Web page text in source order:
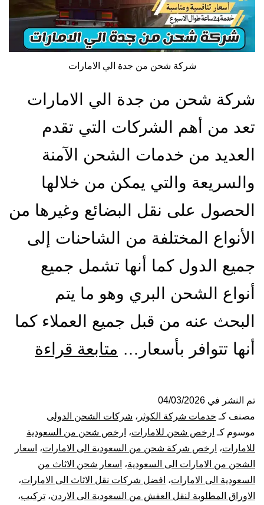
شركة شحن من جدة الي الامارات
شركة شحن من جدة الي الامارات
تعد من أهم الشركات التي تقدم
العديد من خدمات الشحن الآمنة
والسريعة والتي يمكن من خلالها
الحصول على نقل البضائع وغيرها من
الأنواع المختلفة من الشاحنات إلى
جميع الدول كما أنها تشمل جميع
أنواع الشحن البري وهو ما يتم
البحث عنه من قبل جميع العملاء كما
أنها تتوافر بأسعار… متابعة قراءة
جدة
الي
تم النشر في 04/03/2026
مصنف كـ خدمات شركة الكوثر ، شركات الشحن الدولى
موسوم كـ ارخص شحن للامارات، ارخص شحن من السعودية
للامارات، ارخص شركة شحن من السعودية الى الامارات، اسعار
الشحن من الامارات الى السعودية، اسعار شحن الاثاث من
السعودية الى الامارات، افضل شركات نقل الاثاث الى الامارات،
الاوراق المطلوبة لنقل العفش من السعودية الى الاردن، تركيب،